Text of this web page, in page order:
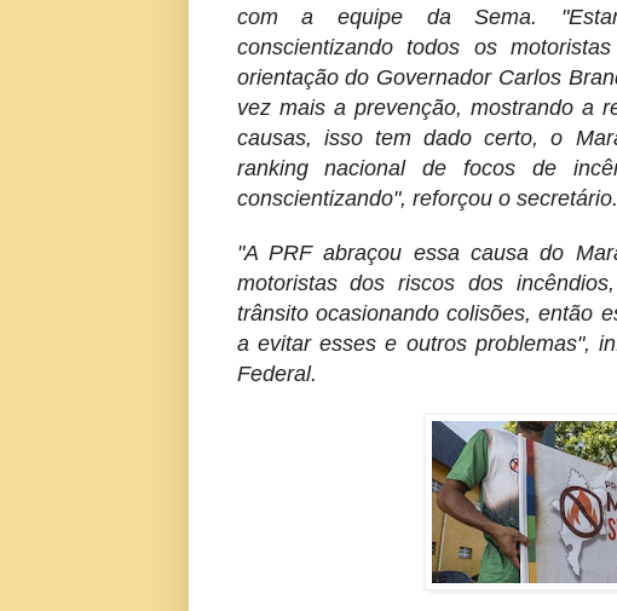
com a equipe da Sema.
conscientizando todos os
orientação do Governador Carlos
vez mais a prevenção, mostrando a
causas, isso tem dado certo, o
ranking nacional de focos de
conscientizando", reforçou o secretário.
"A PRF abraçou essa causa do
motoristas dos riscos dos
trânsito ocasionando colisões, então
a evitar esses e outros problemas",
Federal.